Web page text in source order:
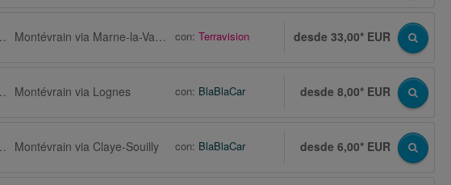
Tillé (BVA) Montévrain via Marne-la-Vallée con: Terravision desde 33,00* EUR
via Allonne Montévrain via Lognes con: BlaBlaCar desde 8,00* EUR
Tillé (BVA) Montévrain via Claye-Souilly con: BlaBlaCar desde 6,00* EUR